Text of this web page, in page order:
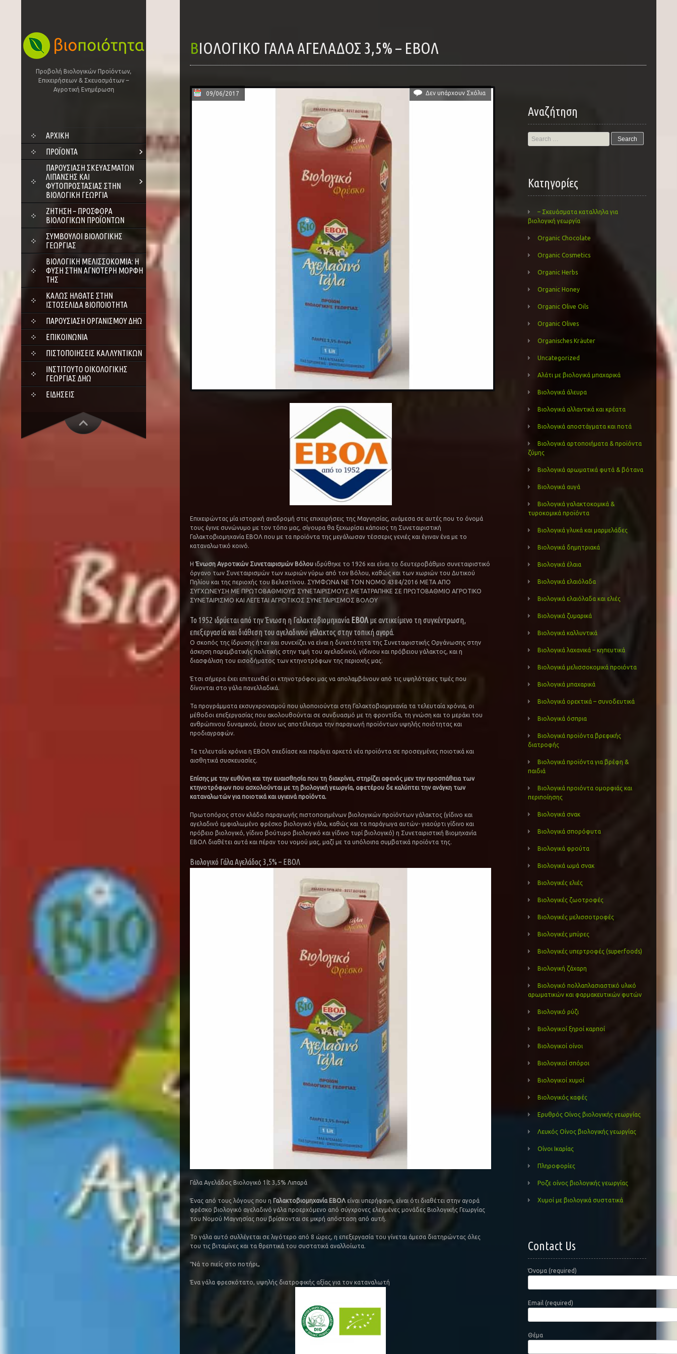
Προβολή Βιολογικών Προϊόντων,
Επιχειρήσεων & Σκευασμάτων –
Αγροτική Ενημέρωση
SKIP
CONTENT
ΑΡΧΙΚΗ
ΠΡΟΪΌΝΤΑ
ΠΑΡΟΥΣΊΑΣΗ ΣΚΕΥΑΣΜΆΤΩΝ
ΛΊΠΑΝΣΗΣ ΚΑΙ
ΦΥΤΟΠΡΟΣΤΑΣΊΑΣ ΣΤΗΝ
ΒΙΟΛΟΓΙΚΉ ΓΕΩΡΓΊΑ
ΖΗΤΗΣΗ – ΠΡΟΣΦΟΡΑ
ΒΙΟΛΟΓΙΚΩΝ ΠΡΟΪΟΝΤΩΝ
ΣΎΜΒΟΥΛΟΙ ΒΙΟΛΟΓΙΚΉΣ
ΓΕΩΡΓΊΑΣ
ΒΙΟΛΟΓΙΚΉ ΜΕΛΙΣΣΟΚΟΜΊΑ: Η
ΦΎΣΗ ΣΤΗΝ ΑΓΝΌΤΕΡΗ ΜΟΡΦΉ
ΤΗΣ
ΚΑΛΏΣ ΉΛΘΑΤΕ ΣΤΗΝ
ΙΣΤΟΣΕΛΊΔΑ ΒΙΟΠΟΙΌΤΗΤΑ
ΠΑΡΟΥΣΊΑΣΗ ΟΡΓΑΝΙΣΜΟΎ ΔΗΩ
ΕΠΙΚΟΙΝΩΝΊΑ
ΠΙΣΤΟΠΟΙΉΣΕΙΣ ΚΑΛΛΥΝΤΙΚΏΝ
ΙΝΣΤΙΤΟΎΤΟ ΟΙΚΟΛΟΓΙΚΉΣ
ΓΕΩΡΓΊΑΣ ΔΗΩ
ΕΙΔΉΣΕΙΣ
ΒΙΟΛΟΓΙΚΌ ΓΆΛΑ ΑΓΕΛΆΔΟΣ 3,5% – ΕΒΟΛ
09/06/2017 Δεν υπάρχουν Σχόλια
Επιχειρώντας μία ιστορική αναδρομή στις επιχειρήσεις της Μαγνησίας, ανάμεσα σε αυτές που το όνομά
τους έγινε συνώνυμο με τον τόπο μας, σίγουρα θα ξεχωρίσει κάποιος τη Συνεταιριστική
Γαλακτοβιομηχανία ΕΒΟΛ που με τα προϊόντα της μεγάλωσαν τέσσερις γενιές και έγιναν ένα με το
καταναλωτικό κοινό.
ΗΈνωση Αγροτικών Συνεταιρισμών Βόλου ιδρύθηκε το 1926 και είναι το δευτεροβάθμιο συνεταιριστικό
όργανο των Συνεταιρισμών των χωριών γύρω από τον Βόλου, καθώς και των χωριών του Δυτικού
Πηλίου και της περιοχής του Βελεστίνου. ΣΥΜΦΩΝΑ ΝΕ ΤΟΝ ΝΟΜΟ 4384/2016 ΜΕΤΑ ΑΠΟ
ΣΥΓΧΩΝΕΥΣΗ ΜΕ ΠΡΩΤΟΒΑΘΜΙΟΥΣ ΣΥΝΕΤΑΙΡΙΣΜΟΥΣ ΜΕΤΑΤΡΑΠΗΚΕ ΣΕ ΠΡΩΤΟΒΑΘΜΙΟ ΑΓΡΟΤΙΚΟ
ΣΥΝΕΤΑΙΡΙΣΜΟ ΚΑΙ ΛΕΓΕΤΑΙ ΑΓΡΟΤΙΚΟΣ ΣΥΝΕΤΑΙΡΙΣΜΟΣ ΒΟΛΟΥ
Το 1952 ιδρύεται από την Ένωση η Γαλακτοβιομηχανία ΕΒΟΛ με αντικείμενο τη συγκέντρωση,
επεξεργασία και διάθεση του αγελαδινού γάλακτος στην τοπική αγορά.
Ο σκοπός της ίδρυσης ήταν και συνεχίζει να είναι η δυνατότητα της Συνεταιριστικής Οργάνωσης στην
άσκηση παρεμβατικής πολιτικής στην τιμή του αγελαδινού, γίδινου και πρόβειου γάλακτος, και η
διασφάλιση του εισοδήματος των κτηνοτρόφων της περιοχής μας.
Έτσι σήμερα έχει επιτευχθεί οι κτηνοτρόφοι μας να απολαμβάνουν από τις υψηλότερες τιμές που
δίνονται στο γάλα πανελλαδικά.
Τα προγράμματα εκσυγχρονισμού που υλοποιούνται στη Γαλακτοβιομηχανία τα τελευταία χρόνια, οι
μέθοδοι επεξεργασίας που ακολουθούνται σε συνδυασμό με τη φροντίδα, τη γνώση και το μεράκι του
ανθρώπινου δυναμικού, έχουν ως αποτέλεσμα την παραγωγή προϊόντων υψηλής ποιότητας και
προδιαγραφών.
Τα τελευταία χρόνια η ΕΒΟΛ σχεδίασε και παράγει αρκετά νέα προϊόντα σε προσεγμένες ποιοτικά και
αισθητικά συσκευασίες.
Επίσης με την ευθύνη και την ευαισθησία που τη διακρίνει, στηρίζει αφενός μεν την προσπάθεια των
κτηνοτρόφων που ασχολούνται με τη βιολογική γεωργία, αφετέρου δε καλύπτει την ανάγκη των
καταναλωτών για ποιοτικά και υγιεινά προϊόντα.
Πρωτοπόρος στον κλάδο παραγωγής πιστοποιημένων βιολογικών προϊόντων γάλακτος (γίδινο και
αγελαδινό εμφιαλωμένο φρέσκο βιολογικό γάλα, καθώς και τα παράγωγα αυτών- γιαούρτι γίδινο και
πρόβειο βιολογικό, γίδινο βούτυρο βιολογικό και γίδινο τυρί βιολογικό) η Συνεταιριστική Βιομηχανία
ΕΒΟΛ διαθέτει αυτά και πέραν του νομού μας, μαζί με τα υπόλοιπα συμβατικά προϊόντα της.
Βιολογικό Γάλα Αγελάδος 3,5% – ΕΒΟΛ
Γάλα Αγελάδος Βιολογικό 1lt 3,5% Λιπαρά
Ένας από τους λόγους που η Γαλακτοβιομηχανία ΕΒΟΛ είναι υπερήφανη, είναι ότι διαθέτει στην αγορά
φρέσκο βιολογικό αγελαδινό γάλα προερχόμενο από σύγχρονες ελεγμένες μονάδες Βιολογικής Γεωργίας
του Νομού Μαγνησίας που βρίσκονται σε μικρή απόσταση από αυτή.
Το γάλα αυτό συλλέγεται σε λιγότερο από 8 ώρες, η επεξεργασία του γίνεται άμεσα διατηρώντας όλες
του τις βιταμίνες και τα θρεπτικά του συστατικά αναλλοίωτα.
ʺΝά το πιείς στο ποτήρι„
Ένα γάλα φρεσκότατο, υψηλής διατροφικής αξίας για τον καταναλωτή
Αναζήτηση
Search
for:
Kατηγορίες
– Σκευάσματα καταλληλα για
βιολογική γεωργία
Organic Chocolate
Organic Cosmetics
Organic Herbs
Organic Honey
Organic Olive Oils
Organic Olives
Organisches Kräuter
Uncategorized
Αλάτι με βιολογικά μπαχαρικά
Βιολογικά άλευρα
Βιολογικά αλλαντικά και κρέατα
Βιολογικά αποστάγματα και ποτά
Βιολογικά αρτοποιήματα & προϊόντα
ζύμης
Βιολογικά αρωματικά φυτά & βότανα
Βιολογικά αυγά
Βιολογικά γαλακτοκομικά &
τυροκομικά προϊόντα
Βιολογικά γλυκά και μαρμελάδες
Βιολογικά δημητριακά
Βιολογικά έλαια
Βιολογικά ελαιόλαδα
Βιολογικά ελαιόλαδα και ελιές
Βιολογικά ζυμαρικά
Βιολογικά καλλυντικά
Βιολογικά λαχανικά – κηπευτικά
Βιολογικά μελισσοκομικά προιόντα
Βιολογικά μπαχαρικά
Βιολογικά ορεκτικά – συνοδευτικά
Βιολογικά όσπρια
Βιολογικά προϊόντα βρεφικής
διατροφής
Βιολογικά προϊόντα για βρέφη &
παιδιά
Βιολογικά προιόντα ομορφιάς και
περιποίησης
Βιολογικά σνακ
Βιολογικά σπορόφυτα
Βιολογικά φρούτα
Βιολογικά ωμά σνακ
Βιολογικές ελιές
Βιολογικές ζωοτροφές
Βιολογικές μελισσοτροφές
Βιολογικές μπύρες
Βιολογικές υπερτροφές (superfoods)
Βιολογική ζάχαρη
Βιολογικό πολλαπλασιαστικό υλικό
αρωματικών και φαρμακευτικών φυτών
Βιολογικό ρύζι
Βιολογικοί ξηροί καρποί
Βιολογικοί οίνοι
Βιολογικοί σπόροι
Βιολογικοί χυμοί
Βιολογικός καφές
Ερυθρός Οίνος βιολογικής γεωργίας
Λευκός Οίνος βιολογικής γεωργίας
Οίνοι Ικαρίας
Πληροφορίες
Ροζε οίνος βιολογικής γεωργίας
Χυμοί με βιολογικά συστατικά
Contact Us
Όνομα (required)
Email (required)
Θέμα